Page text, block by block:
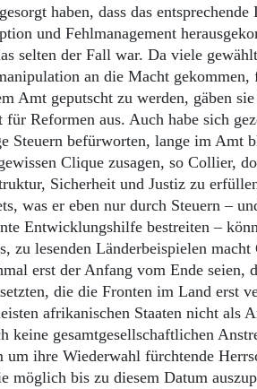
haben, dass das
und Fehlmanagement
selten der Fall war. Da viele
an die Macht gekommen,
Amt geputscht zu werden, gäben
für Reformen aus. Auch habe sich
Steuern befürworten, lange im Amt
Clique zusagen, so Collier,
Sicherheit und Justiz zu
was er eben nur durch Steuern –
Entwicklungshilfe bestreiten –
zu lesenden Länderbeispielen
erst der Anfang vom Ende seien,
die die Fronten im Land erst
afrikanischen Staaten nicht als
keine gesamtgesellschaftlichen
um ihre Wiederwahl fürchtende
möglich bis zu diesem Datum